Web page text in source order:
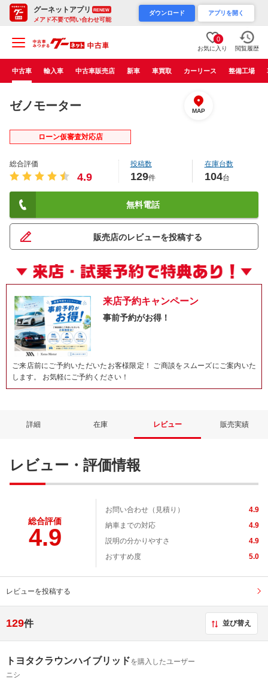
グーネットアプリ RENEW
メアド不要で問い合わせ可能
ダウンロード アプリを開く
0
お気に入り 閲覧履歴
中古車 輸入車 中古車販売店 新車 車買取 カーリース 整備工場
ゼノモーター MAP
ローン仮審査対応店
総合評価
4.9
投稿数
129件
在庫台数
104台
無料電話
販売店のレビューを投稿する
来店予約キャンペーン
事前予約がお得！
ご来店前にご予約いただいたお客様限定！ ご商談をスムーズにご案内いた
します。 お気軽にご予約ください！
詳細 在庫 レビュー 販売実績
レビュー・評価情報
総合評価
4.9
お問い合わせ（見積り）
4.9
納車までの対応
4.9
説明の分かりやすさ
4.9
おすすめ度
5.0
レビューを投稿する
129件 並び替え
トヨタクラウンハイブリッドを購入したユーザー
ニシ